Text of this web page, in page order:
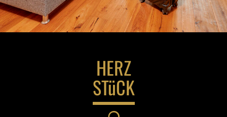
HERZ
STüCK